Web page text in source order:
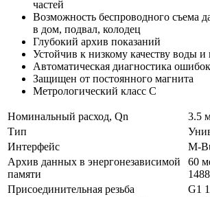
частей
Возможность беспроводного съема
в дом, подвал, колодец
Глубокий архив показаний
Устойчив к низкому качеству воды и
Автоматическая диагностика ошибок
Защищен от постоянного магнита
Метрологический класс С
Номинальный расход, Qn
3.5
Тип
Интерфейс
M-
Архив данных в энергонезависимой
памяти
60
Присоединительная резьба
G1